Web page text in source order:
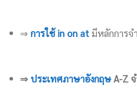
⇒ การใช้ in on at มีหลักการจ
⇒ ประเทศภาษาอังกฤษA-Z